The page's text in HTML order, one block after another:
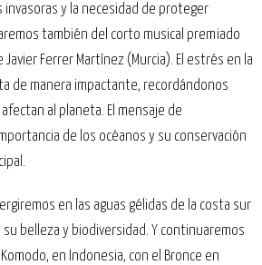
invasoras y la necesidad de proteger
también del corto musical premiado
Javier Ferrer Martínez (Murcia). El estrés en la
de manera impactante, recordándonos
al planeta. El mensaje de
de los océanos y su conservación
en las aguas gélidas de la costa sur
belleza y biodiversidad. Y continuaremos
en Indonesia, con el Bronce en